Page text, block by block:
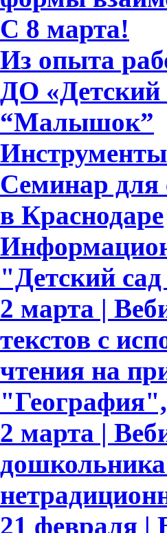
C 8 марта!
Из опыта
ДО «Детский
“Малышок”
Семинар для
в Краснодаре
"Детский
2 марта |
текстов с
чтения на
2 марта |
дошкольника
21 февраля |